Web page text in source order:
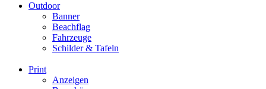
Outdoor
Banner
Beachflag
Fahrzeuge
Schilder & Tafeln
Print
Anzeigen